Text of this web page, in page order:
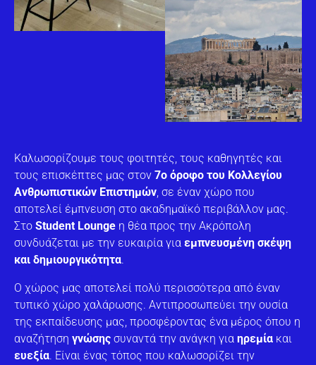
Καλωσορίζουμε τους φοιτητές, τους καθηγητές και
τους επισκέπτες μας στον 7ο όροφο του Κολλεγίου
Ανθρωπιστικών Επιστημών, σε έναν χώρο που
αποτελεί έμπνευση στο ακαδημαϊκό περιβάλλον μας.
Στο Student Lounge η θέα προς την Ακρόπολη
συνδυάζεται με την ευκαιρία για εμπνευσμένη σκέψη
και δημιουργικότητα.
Ο χώρος μας αποτελεί πολύ περισσότερα από έναν
τυπικό χώρο χαλάρωσης. Αντιπροσωπεύει την ουσία
της εκπαίδευσης μας, προσφέροντας ένα μέρος όπου η
αναζήτηση γνώσης συναντά την ανάγκη για ηρεμία και
ευεξία. Είναι ένας τόπος που καλωσορίζει την